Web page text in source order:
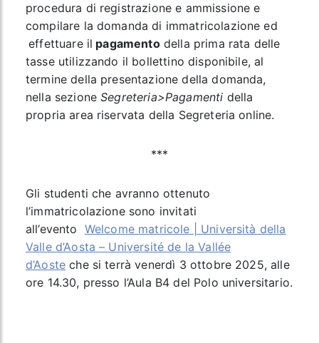
procedura di registrazione e ammissione e
compilare la domanda di immatricolazione ed
effettuare il pagamentodella prima rata delle
tasse utilizzando il bollettino disponibile, al
termine della presentazione della domanda,
nella sezioneSegreteria>Pagamenti della
propria area riservata della Segreteria online.
***
Gli studenti che avranno ottenuto
l’immatricolazione sono invitati
all’evento Welcome matricole | Università della
Valle d’Aosta – Université de la Vallée
d’Aoste che si terrà venerdì 3 ottobre 2025, alle
ore 14.30, presso l’Aula B4 del Polo universitario.